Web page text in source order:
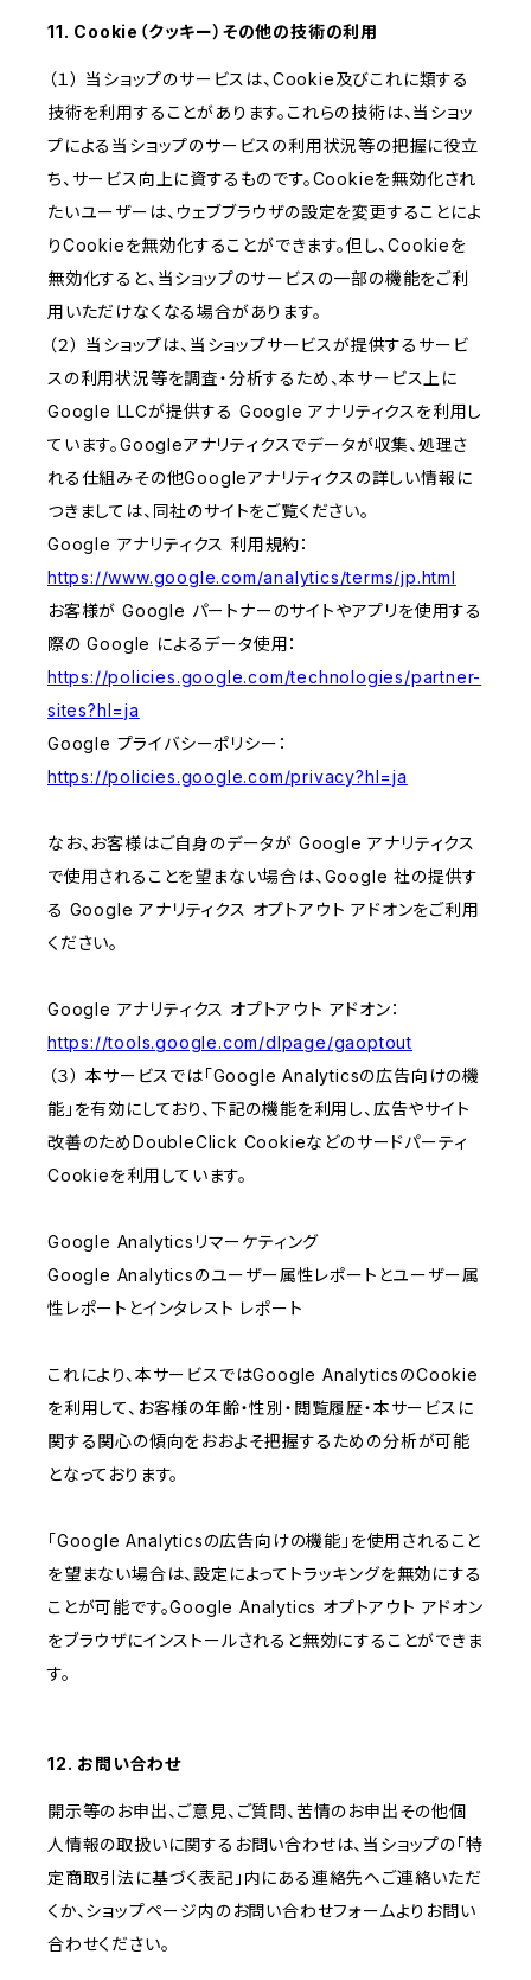
11. Cookie（クッキー）その他の技術の利用
（１） 当ショップのサービスは、Cookie及びこれに類する
技術を利用することがあります。これらの技術は、当ショッ
プによる当ショップのサービスの利用状況等の把握に役立
ち、サービス向上に資するものです。Cookieを無効化され
たいユーザーは、ウェブブラウザの設定を変更することによ
りCookieを無効化することができます。但し、Cookieを
無効化すると、当ショップのサービスの一部の機能をご利
用いただけなくなる場合があります。
（２） 当ショップは、当ショップサービスが提供するサービ
スの利用状況等を調査・分析するため、本サービス上に
Google LLCが提供する Google アナリティクスを利用し
ています。Googleアナリティクスでデータが収集、処理さ
れる仕組みその他Googleアナリティクスの詳しい情報に
つきましては、同社のサイトをご覧ください。
Google アナリティクス 利用規約：
https://www.google.com/analytics/terms/jp.html
お客様が Google パートナーのサイトやアプリを使用する
際の Google によるデータ使用：
https://policies.google.com/technologies/partner-
sites?hl=ja
Google プライバシーポリシー：
https://policies.google.com/privacy?hl=ja
なお、お客様はご自身のデータが Google アナリティクス
で使用されることを望まない場合は、Google 社の提供す
る Google アナリティクス オプトアウト アドオンをご利用
ください。
Google アナリティクス オプトアウト アドオン：
https://tools.google.com/dlpage/gaoptout
（３） 本サービスでは「Google Analyticsの広告向けの機
能」を有効にしており、下記の機能を利用し、広告やサイト
改善のためDoubleClick Cookieなどのサードパーティ
Cookieを利用しています。
Google Analyticsリマーケティング
Google Analyticsのユーザー属性レポートとユーザー属
性レポートとインタレスト レポート
これにより、本サービスではGoogle AnalyticsのCookie
を利用して、お客様の年齢・性別・閲覧履歴・本サービスに
関する関心の傾向をおおよそ把握するための分析が可能
となっております。
「Google Analyticsの広告向けの機能」を使用されること
を望まない場合は、設定によってトラッキングを無効にする
ことが可能です。Google Analytics オプトアウト アドオン
をブラウザにインストールされると無効にすることができま
す。
12. お問い合わせ
開示等のお申出、ご意見、ご質問、苦情のお申出その他個
人情報の取扱いに関するお問い合わせは、当ショップの「特
定商取引法に基づく表記」内にある連絡先へご連絡いただ
くか、ショップページ内のお問い合わせフォームよりお問い
合わせください。